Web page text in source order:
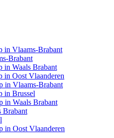
in Vlaams-Brabant
Brabant
in Waals Brabant
in Oost Vlaanderen
in Vlaams-Brabant
in Brussel
in Waals Brabant
Brabant
in Oost Vlaanderen